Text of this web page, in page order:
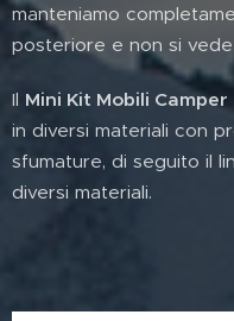
manteniamo
posteriore e non si
Il Mini Kit Mobili
in diversi materiali con
sfumature, di seguito il
diversi materiali.